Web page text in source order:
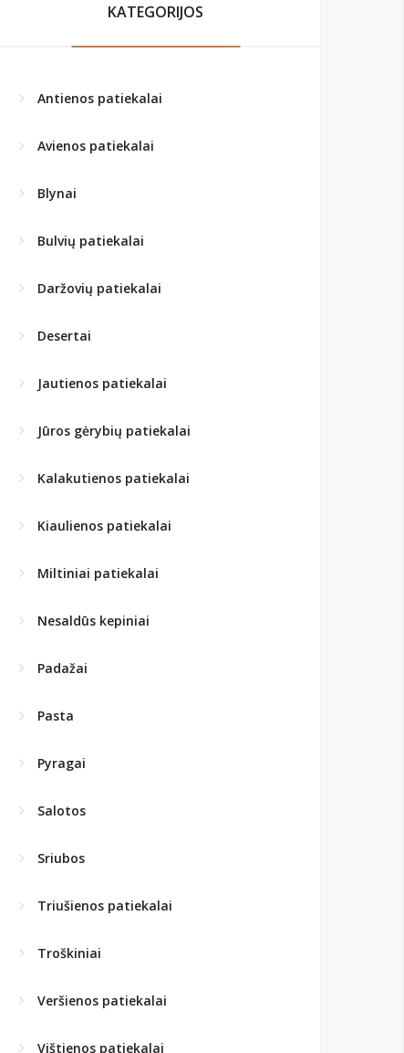
KATEGORIJOS
Antienos patiekalai
Avienos patiekalai
Blynai
Bulvių patiekalai
Daržovių patiekalai
Desertai
Jautienos patiekalai
Jūros gėrybių patiekalai
Kalakutienos patiekalai
Kiaulienos patiekalai
Miltiniai patiekalai
Nesaldūs kepiniai
Padažai
Pasta
Pyragai
Salotos
Sriubos
Triušienos patiekalai
Troškiniai
Veršienos patiekalai
Vištienos patiekalai